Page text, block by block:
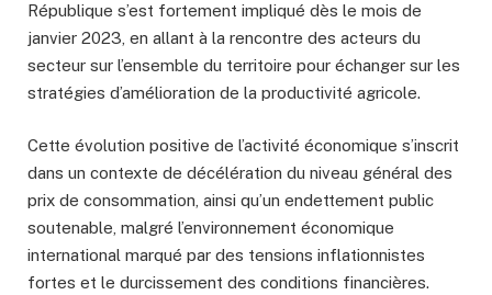
République s’est fortement impliqué dès le mois de
janvier 2023, en allant à la rencontre des acteurs du
secteur sur l’ensemble du territoire pour échanger sur les
stratégies d’amélioration de la productivité agricole.
Cette évolution positive de l’activité économique s’inscrit
dans un contexte de décélération du niveau général des
prix de consommation, ainsi qu’un endettement public
soutenable, malgré l’environnement économique
international marqué par des tensions inflationnistes
fortes et le durcissement des conditions financières.